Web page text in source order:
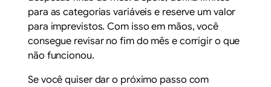
para as categorias variáveis e reserve um valor
para imprevistos. Com isso em mãos, você
consegue revisar no fim do mês e corrigir o que
não funcionou.
Se você quiser dar o próximo passo com